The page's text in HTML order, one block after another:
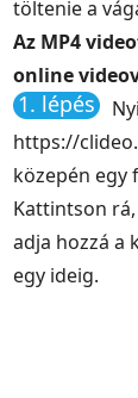
töltenie a
Az MP4
online
1. lépés
https://
közepén
Kattintson
adja hozzá a
egy ideig.